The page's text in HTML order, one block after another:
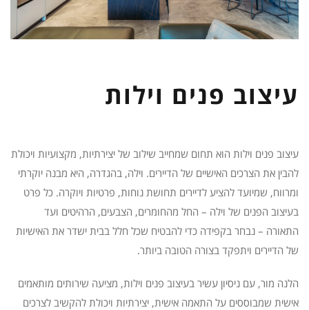
עיצוב פנים וילות
עיצוב פנים וילות הוא תחום שמחייב שילוב של יצירתיות, מקצועיות ויכולת
להבין את הצרכים האישיים של הדיירים. וילה, בהגדרה, היא מבנה יוקרתי
ומרווח, שמיועד להציע לדיירים תחושת נוחות, פרטיות ויוקרה. כל פרט
בעיצוב הפנים של וילה – החל מהחומרים, הצבעים, הרהיטים ועד
התאורה – נבחר בקפידה כדי להבטיח שכל חלל בבית ישדר את האישיות
של הדיירים ויתפקד בצורה הטובה ביותר.
הלנה מור, עם ניסיון עשיר בעיצוב פנים וילות, מציעה שירותים מותאמים
אישית שמבוססים על התאמה אישית, יצירתיות ויכולת להקשיב לצרכים